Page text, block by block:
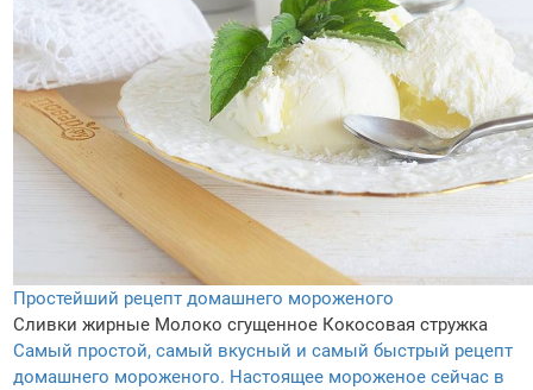
Простейший рецепт домашнего мороженого
Сливки жирные Молоко сгущенное Кокосовая стружка
Самый простой, самый вкусный и самый быстрый рецепт
домашнего мороженого. Настоящее мороженое сейчас в